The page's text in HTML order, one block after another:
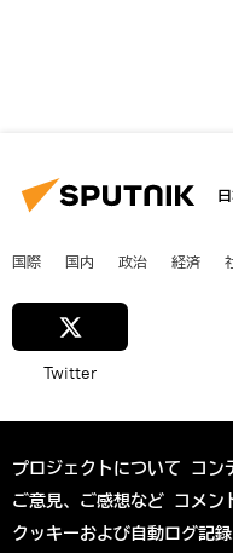
国際 国内 政治 経済
Twitter
プロジェクトについて コン
ご意見、ご感想など コメン
クッキーおよび自動ログ記